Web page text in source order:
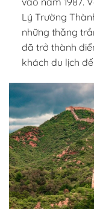
Lý Trường
những thăng
đã trở thành
khách du lịch